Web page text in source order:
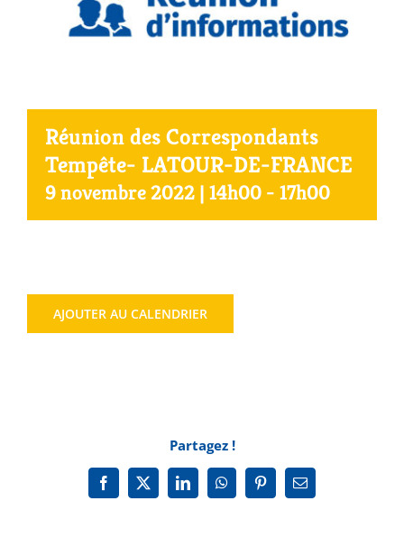
Municipales 2026
Réunion des Correspondants
Tempête- LATOUR-DE-FRANCE
9 novembre 2022 | 14h00 - 17h00
AJOUTER AU CALENDRIER
Partagez !
Facebook
X LinkedInWhatsAppPinterestEmail